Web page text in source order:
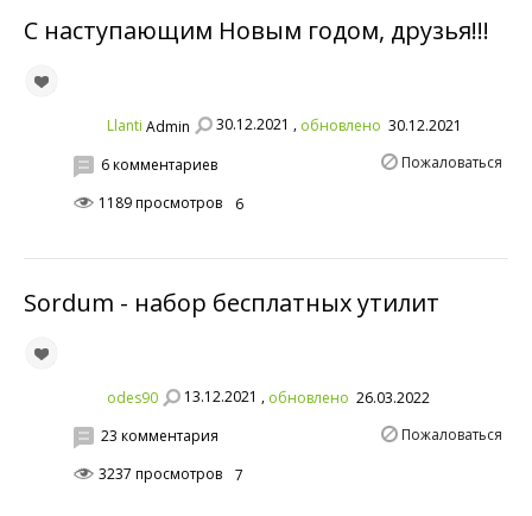
С наступающим Новым годом, друзья!!!
Llanti Admin 30.12.2021 , обновлено 30.12.2021
Пожаловаться
6 комментариев
1189 просмотров
6
Sordum - набор бесплатных утилит
odes90 13.12.2021 , обновлено 26.03.2022
Пожаловаться
23 комментария
3237 просмотров
7